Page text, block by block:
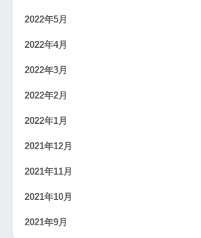
2022年5月
2022年4月
2022年3月
2022年2月
2022年1月
2021年12月
2021年11月
2021年10月
2021年9月